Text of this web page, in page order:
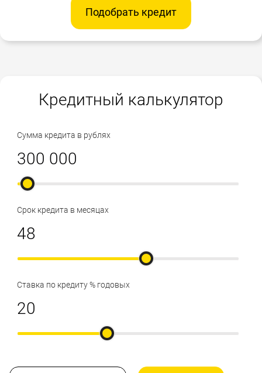
Подобрать кредит
Кредитный калькулятор
Сумма кредита в рублях
Срок кредита в месяцах
Ставка по кредиту % годовых